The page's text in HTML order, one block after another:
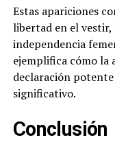
Estas apariciones
libertad en el
independencia
ejemplifica cómo la
declaración
significativo.
Conclusión